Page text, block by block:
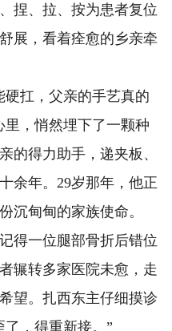
捏、拉、按为患者复位
展，看着痊愈的乡亲牵
扛，父亲的手艺真的
，悄然埋下了一颗种
的得力助手，递夹板、
余年。29岁那年，他正
沉甸甸的家族使命。
一位腿部骨折后错位
辗转多家医院未愈，走
望。扎西东主仔细摸诊
了，得重新接。”